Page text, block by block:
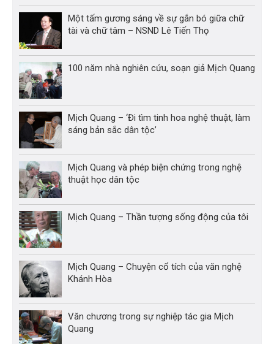
Một tấm gương sáng về sự gắn bó giữa chữ
tài và chữ tâm – NSND Lê Tiến Thọ
100 năm nhà nghiên cứu, soạn giả Mịch Quang
Mịch Quang – ‘Đi tìm tinh hoa nghệ thuật, làm
sáng bản sắc dân tộc’
Mịch Quang và phép biện chứng trong nghệ
thuật học dân tộc
Mịch Quang – Thần tượng sống động của tôi
Mịch Quang – Chuyện cổ tích của văn nghệ
Khánh Hòa
Văn chương trong sự nghiệp tác gia Mịch
Quang